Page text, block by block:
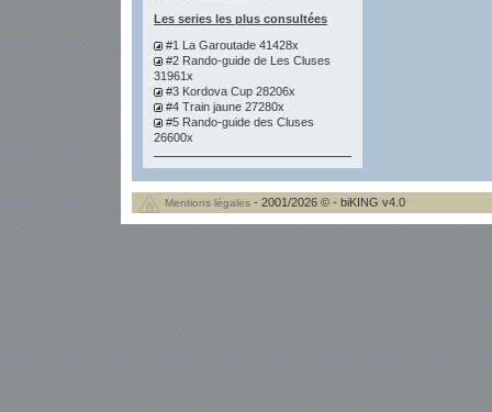
Les series les plus consultées
#1 La Garoutade 41428x
#2 Rando-guide de Les Cluses
31961x
#3 Kordova Cup 28206x
#4 Train jaune 27280x
#5 Rando-guide des Cluses
26600x
Mentions légales - 2001/2026 © - biKING v4.0